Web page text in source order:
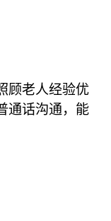
顾老人经验优
通话沟通，能